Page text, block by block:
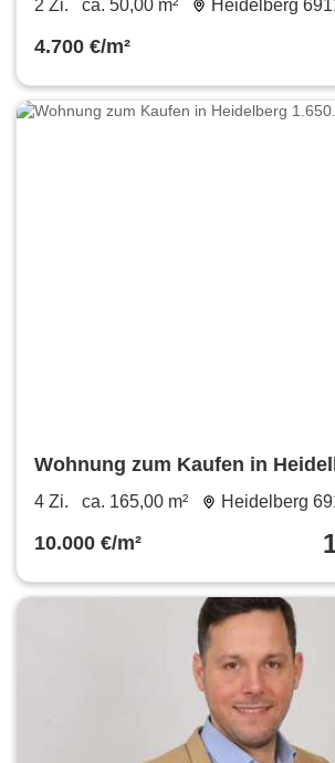
2 Zi. ca. 50,00 m² Heidelberg
4.700 €/m²
Wohnung zum Kaufen in
1.650.000 € 165 m²
4 Zi. ca. 165,00 m² Heidelberg
10.000 €/m²